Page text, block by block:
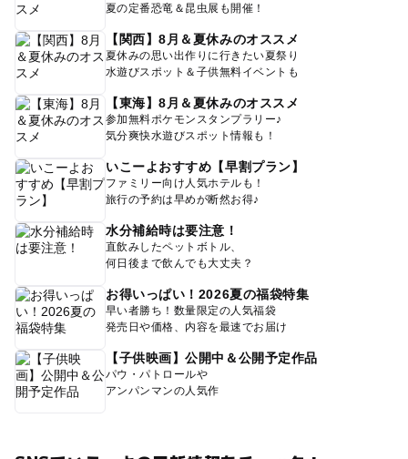
夏の定番恐竜＆昆虫展も開催！
【関西】8月＆夏休みのオススメ
夏休みの思い出作りに行きたい夏祭り
水遊びスポット＆子供無料イベントも
【東海】8月＆夏休みのオススメ
参加無料ポケモンスタンプラリー♪
気分爽快水遊びスポット情報も！
いこーよおすすめ【早割プラン】
ファミリー向け人気ホテルも！
旅行の予約は早めが断然お得♪
水分補給時は要注意！
直飲みしたペットボトル、
何日後まで飲んでも大丈夫？
お得いっぱい！2026夏の福袋特集
早い者勝ち！数量限定の人気福袋
発売日や価格、内容を最速でお届け
【子供映画】公開中＆公開予定作品
パウ・パトロールや
アンパンマンの人気作